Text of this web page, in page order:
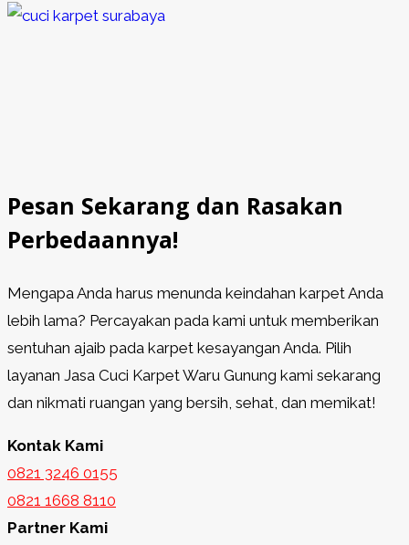
Pesan Sekarang dan Rasakan
Perbedaannya!
Mengapa Anda harus menunda keindahan karpet Anda
lebih lama? Percayakan pada kami untuk memberikan
sentuhan ajaib pada karpet kesayangan Anda. Pilih
layanan Jasa Cuci Karpet Waru Gunung kami sekarang
dan nikmati ruangan yang bersih, sehat, dan memikat!
Kontak Kami
0821 3246 0155​
0821 1668 8110
Partner Kami